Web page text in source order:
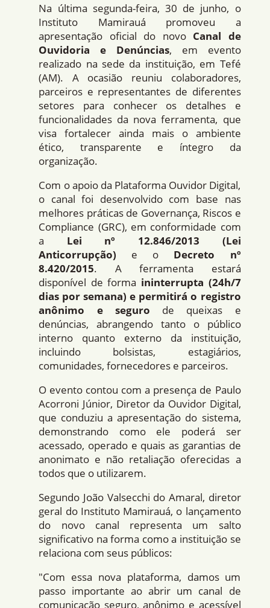
Na última segunda-feira, 30 de junho, o
Instituto Mamirauá promoveu a
apresentação oficial do novo Canal de
Ouvidoria e Denúncias, em evento
realizado na sede da instituição, em Tefé
(AM). A ocasião reuniu colaboradores,
parceiros e representantes de diferentes
setores para conhecer os detalhes e
funcionalidades da nova ferramenta, que
visa fortalecer ainda mais o ambiente
ético, transparente e íntegro da
organização.
Com o apoio da Plataforma Ouvidor Digital,
o canal foi desenvolvido com base nas
melhores práticas de Governança, Riscos e
Compliance (GRC), em conformidade com
a Lei nº 12.846/2013 (Lei
Anticorrupção) e o Decreto nº
8.420/2015. A ferramenta estará
disponível de forma ininterrupta (24h/7
dias por semana) e permitirá o registro
anônimo e seguro de queixas e
denúncias, abrangendo tanto o público
interno quanto externo da instituição,
incluindo bolsistas, estagiários,
comunidades, fornecedores e parceiros.
O evento contou com a presença de Paulo
Acorroni Júnior, Diretor da Ouvidor Digital,
que conduziu a apresentação do sistema,
demonstrando como ele poderá ser
acessado, operado e quais as garantias de
anonimato e não retaliação oferecidas a
todos que o utilizarem.
Segundo João Valsecchi do Amaral, diretor
geral do Instituto Mamirauá, o lançamento
do novo canal representa um salto
significativo na forma como a instituição se
relaciona com seus públicos:
"Com essa nova plataforma, damos um
passo importante ao abrir um canal de
comunicação seguro, anônimo e acessível